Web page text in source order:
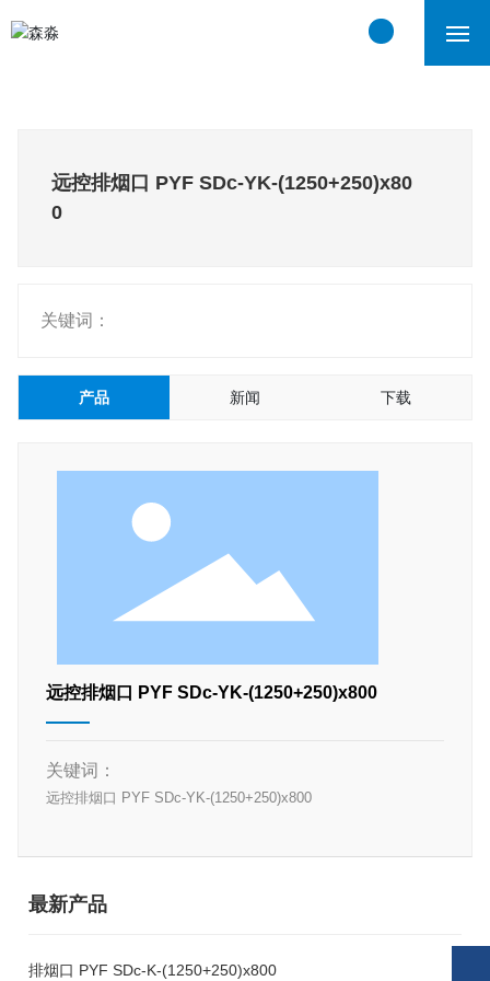
产品中心
新闻中心
联系我们
远控排烟口 PYF SDc-YK-(1250+250)x80
0
关键词：
产品 新闻 下载
远控排烟口 PYF SDc-YK-(1250+250)x800
关键词：
远控排烟口 PYF SDc-YK-(1250+250)x800
最新产品
排烟口 PYF SDc-K-(1250+250)x800手机: